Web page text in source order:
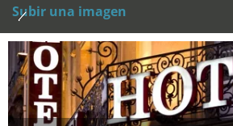
Subir una imagen